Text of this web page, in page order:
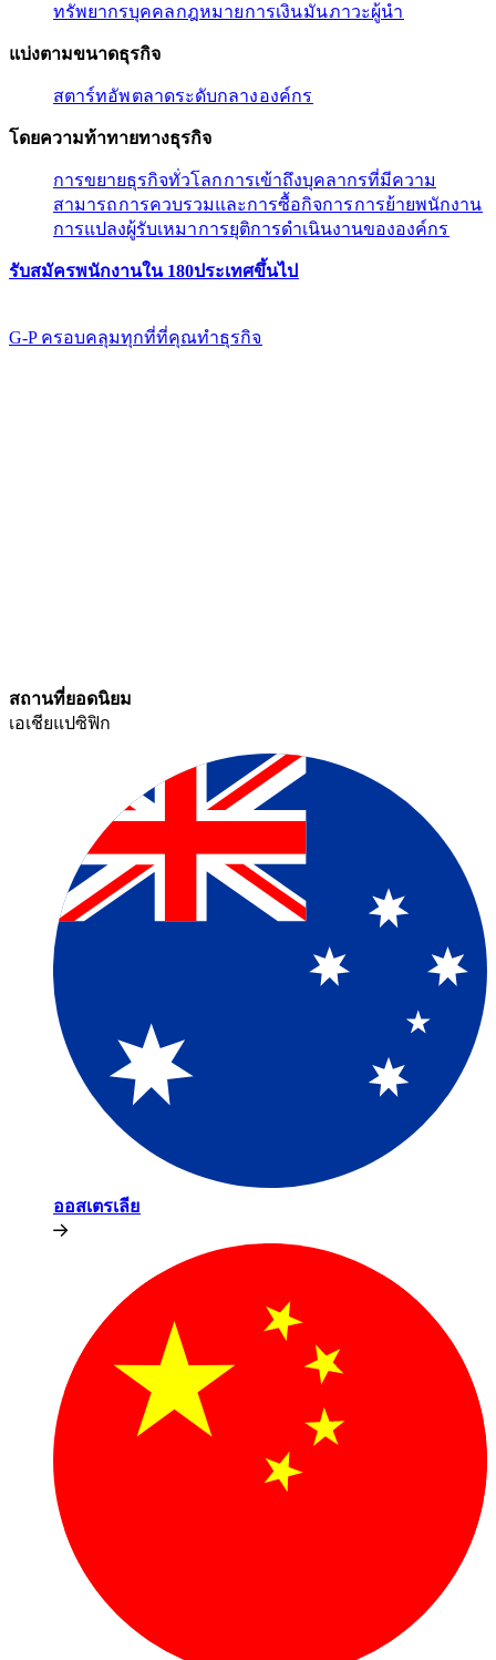
ทรัพยากรบุคคล​​กฎหมาย​​การเงิน​​มัน​​ภาวะผู้นํา​​
แบ่งตามขนาดธุรกิจ​​
สตาร์ทอัพ​​ตลาดระดับกลาง​​องค์กร​​
โดยความท้าทายทางธุรกิจ​​
การขยายธุรกิจทั่วโลก​​การเข้าถึงบุคลากรที่มีความ
สามารถ​​การควบรวมและการซื้อกิจการ​​การย้ายพนักงาน​​
การแปลงผู้รับเหมา​​การยุติการดำเนินงานขององค์กร​​
รับสมัครพนักงานใน 180ประเทศขึ้นไป​​
G-P ครอบคลุมทุกที่ที่คุณทําธุรกิจ​​
สถานที่ยอดนิยม​​
เอเชียแปซิฟิก​​
ออสเตรเลีย​​